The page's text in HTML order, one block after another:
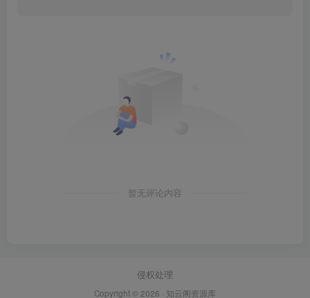
暂无评论内容
侵权处理
Copyright © 2026 · 知云阁资源库